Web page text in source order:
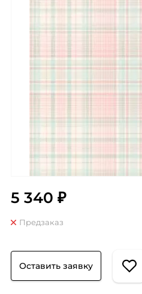
5 340 ₽
Предзаказ
Оставить заявку